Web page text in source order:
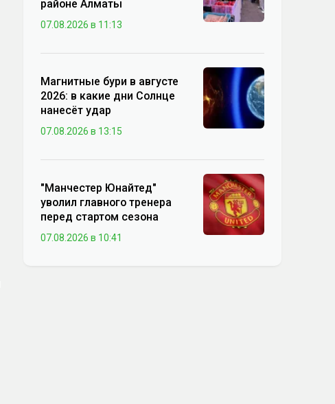
районе Алматы
07.08.2026 в 11:13
Магнитные бури в августе
2026: в какие дни Солнце
нанесёт удар
07.08.2026 в 13:15
"Манчестер Юнайтед"
уволил главного тренера
перед стартом сезона
07.08.2026 в 10:41